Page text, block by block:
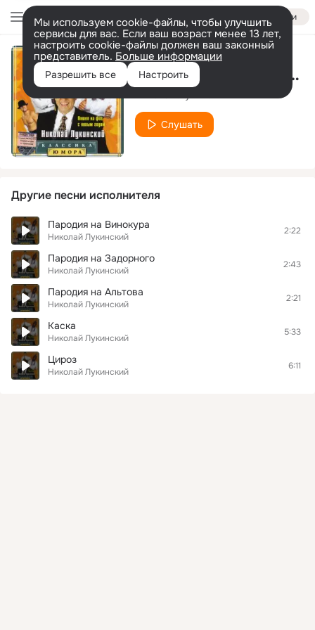
Войти
Мы используем cookie-файлы, чтобы улучшить
сервисы для вас. Если ваш возраст менее 13 лет,
настроить cookie-файлы должен ваш законный
представитель. Больше информации
Разрешить все Настроить Дуристический агент
Слушать
Другие песни исполнителя
Пародия на Винокура
Николай Лукинский
2:22
Пародия на Задорного
Николай Лукинский
2:43
Пародия на Альтова
Николай Лукинский
2:21
Каска
Николай Лукинский
5:33
Цироз
Николай Лукинский
6:11